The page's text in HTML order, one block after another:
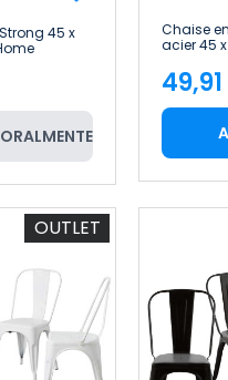
45 x
Chaise
acier 45
OUTLET